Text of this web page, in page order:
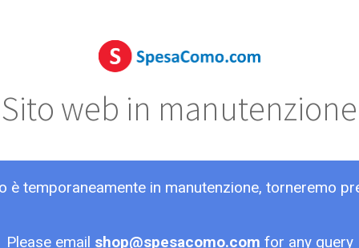
Sito web in manutenzione
è temporaneamente in manutenzione, torneremo
Please email shop@spesacomo.com for any query